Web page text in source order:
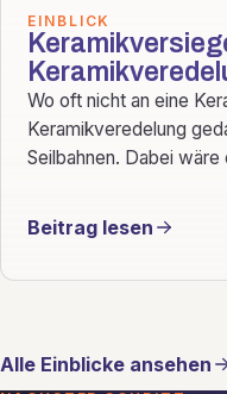
EINBLICK
Wo oft nicht an eine
Keramikveredelung
Seilbahnen. Dabei
Beitrag lesen
Alle Einblicke ansehen